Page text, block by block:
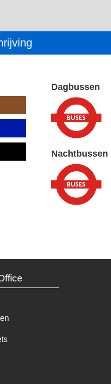
Dagbussen
Nachtbussen